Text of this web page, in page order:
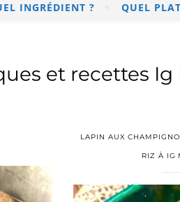
INGRÉDIENT ? QUEL
et recettes Ig
LAPIN AUX
RIZ À IG